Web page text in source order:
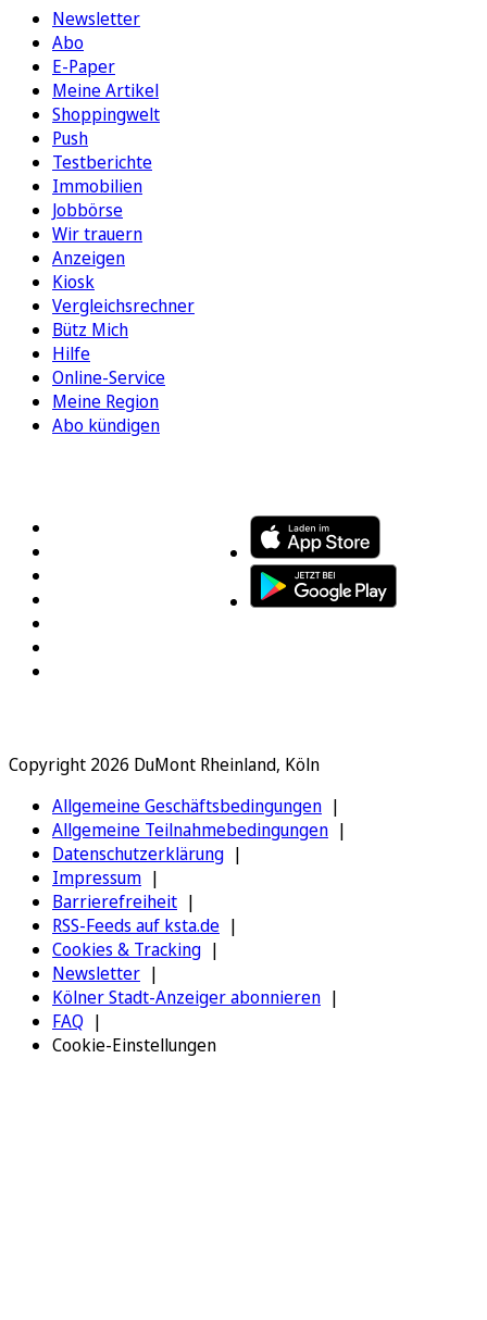
Newsletter
Abo
E-Paper
Meine Artikel
Shoppingwelt
Push
Testberichte
Immobilien
Jobbörse
Wir trauern
Anzeigen
Kiosk
Vergleichsrechner
Bütz Mich
Hilfe
Online-Service
Meine Region
Abo kündigen
Copyright 2026 DuMont Rheinland, Köln
Allgemeine Geschäftsbedingungen
Allgemeine Teilnahmebedingungen
Datenschutzerklärung
Impressum
Barrierefreiheit
RSS-Feeds auf ksta.de
Cookies & Tracking
Newsletter
Kölner Stadt-Anzeiger abonnieren
FAQ
Cookie-Einstellungen